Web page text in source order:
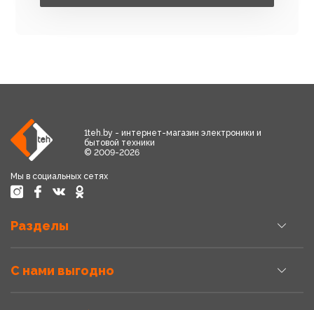
1teh.by - интернет-магазин электроники и
бытовой техники
© 2009-2026
Мы в социальных сетях
Разделы
С нами выгодно